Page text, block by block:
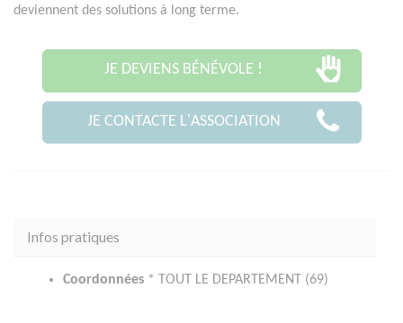
deviennent des solutions à long terme.
JE DEVIENS BÉNÉVOLE !
JE CONTACTE L'ASSOCIATION
Infos pratiques
Coordonnées * TOUT LE DEPARTEMENT (69)